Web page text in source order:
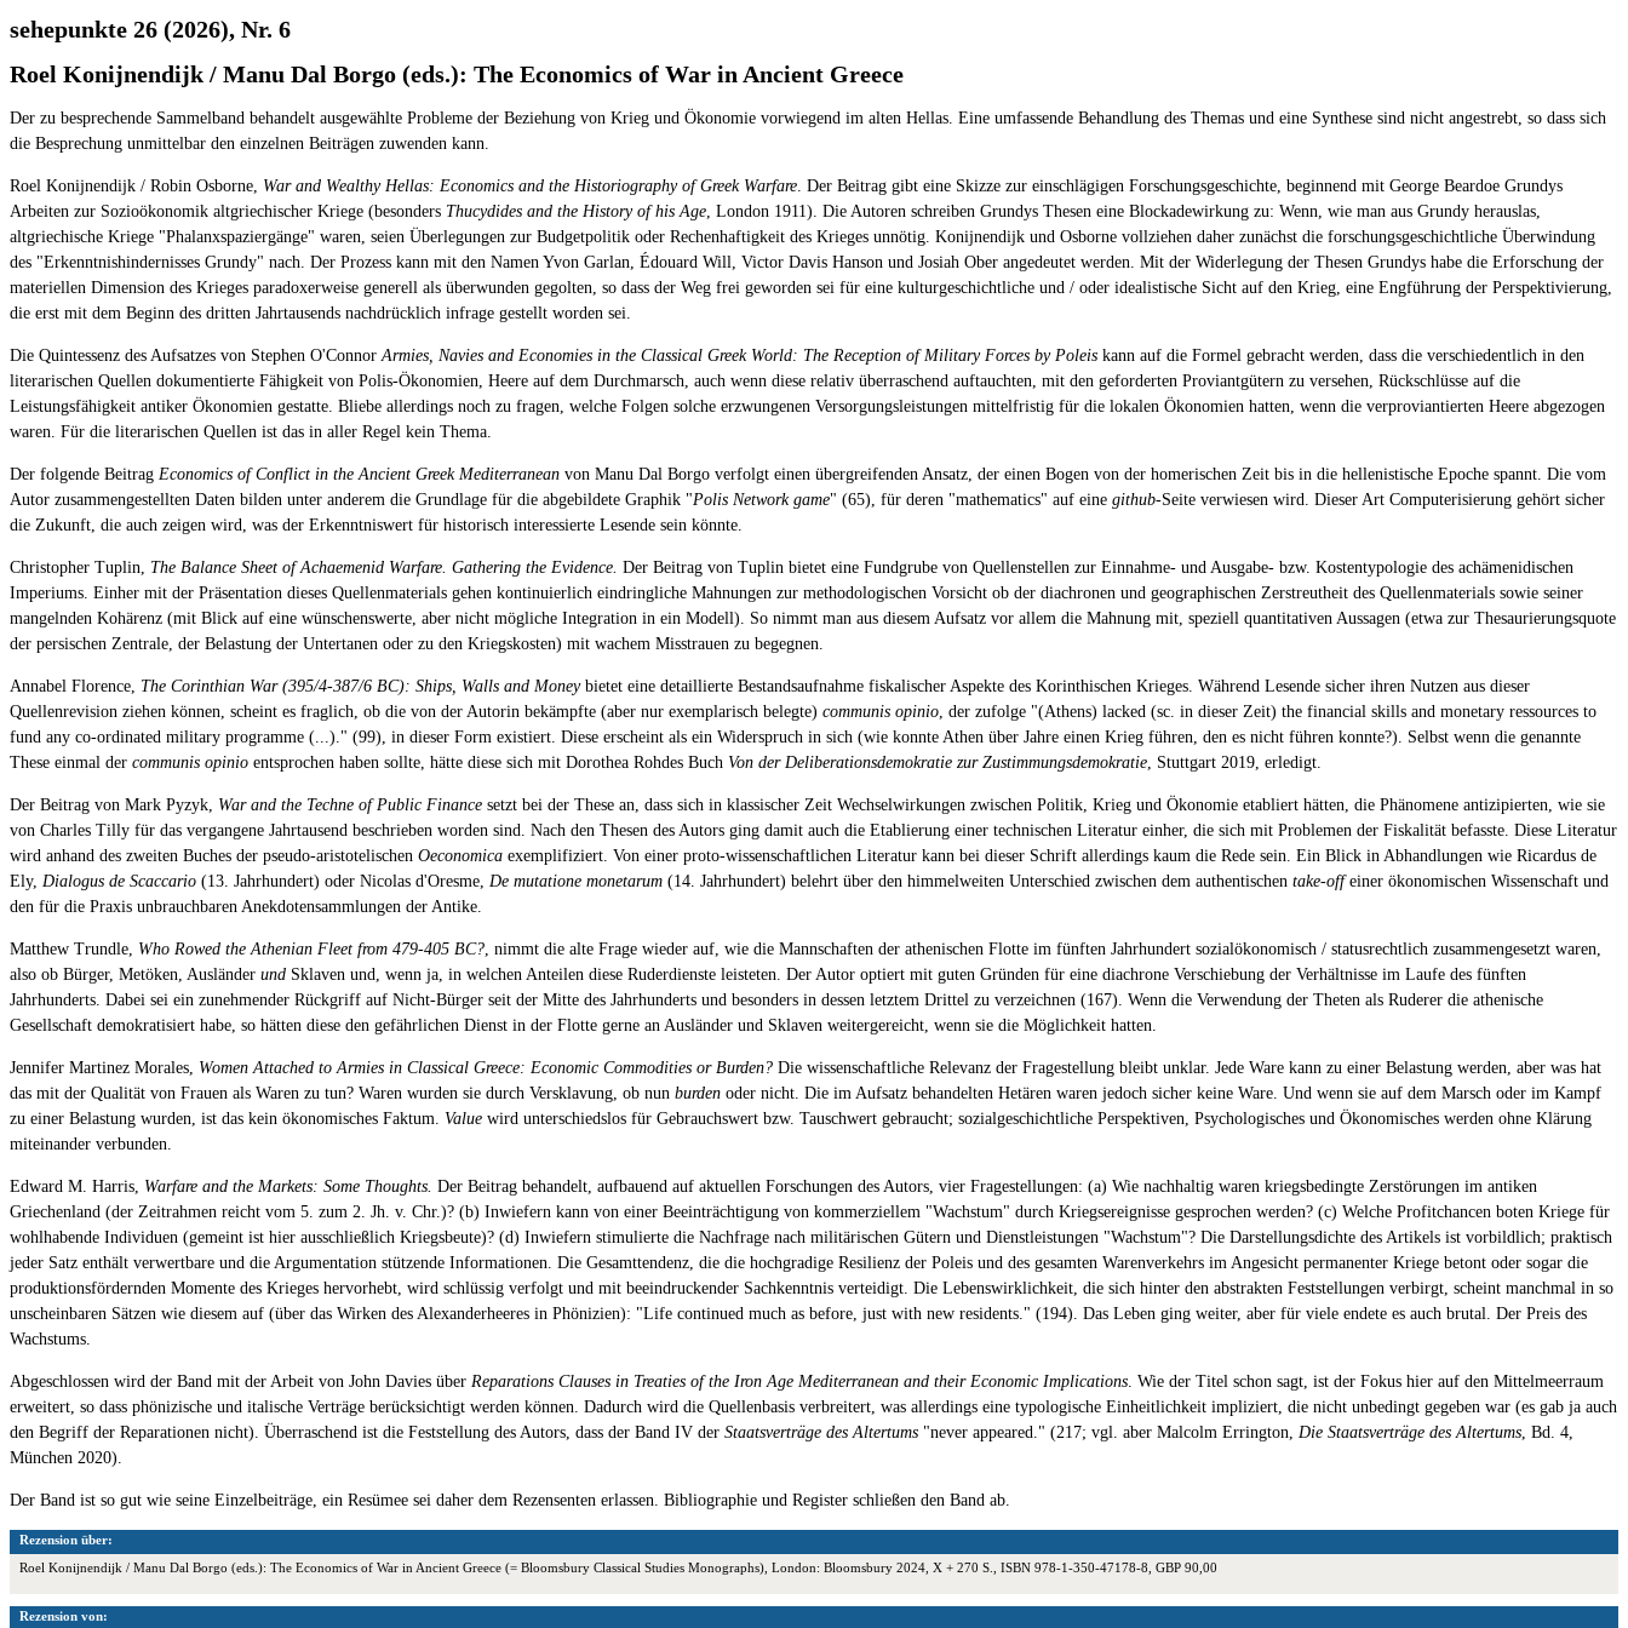
sehepunkte 26 (2026), Nr. 6
Roel Konijnendijk / Manu Dal Borgo (eds.): The Economics of War in Ancient Greece
Der zu besprechende Sammelband behandelt ausgewählte Probleme der Beziehung von Krieg und Ökonomie vorwiegend im alten Hellas. Eine umfassende Behandlung des Themas und eine Synthese sind nicht angestrebt, so dass sich
die Besprechung unmittelbar den einzelnen Beiträgen zuwenden kann.
Roel Konijnendijk / Robin Osborne, War and Wealthy Hellas: Economics and the Historiography of Greek Warfare . Der Beitrag gibt eine Skizze zur einschlägigen Forschungsgeschichte, beginnend mit George Beardoe Grundys
Arbeiten zur Sozioökonomik altgriechischer Kriege (besonders Thucydides and the History of his Age , London 1911). Die Autoren schreiben Grundys Thesen eine Blockadewirkung zu: Wenn, wie man aus Grundy herauslas,
altgriechische Kriege "Phalanxspaziergänge" waren, seien Überlegungen zur Budgetpolitik oder Rechenhaftigkeit des Krieges unnötig. Konijnendijk und Osborne vollziehen daher zunächst die forschungsgeschichtliche Überwindung
des "Erkenntnishindernisses Grundy" nach. Der Prozess kann mit den Namen Yvon Garlan, Édouard Will, Victor Davis Hanson und Josiah Ober angedeutet werden. Mit der Widerlegung der Thesen Grundys habe die Erforschung der
materiellen Dimension des Krieges paradoxerweise generell als überwunden gegolten, so dass der Weg frei geworden sei für eine kulturgeschichtliche und / oder idealistische Sicht auf den Krieg, eine Engführung der Perspektivierung,
die erst mit dem Beginn des dritten Jahrtausends nachdrücklich infrage gestellt worden sei.
Die Quintessenz des Aufsatzes von Stephen O'Connor Armies, Navies and Economies in the Classical Greek World: The Reception of Military Forces by Poleis kann auf die Formel gebracht werden, dass die verschiedentlich in den
literarischen Quellen dokumentierte Fähigkeit von Polis-Ökonomien, Heere auf dem Durchmarsch, auch wenn diese relativ überraschend auftauchten, mit den geforderten Proviantgütern zu versehen, Rückschlüsse auf die
Leistungsfähigkeit antiker Ökonomien gestatte. Bliebe allerdings noch zu fragen, welche Folgen solche erzwungenen Versorgungsleistungen mittelfristig für die lokalen Ökonomien hatten, wenn die verproviantierten Heere abgezogen
waren. Für die literarischen Quellen ist das in aller Regel kein Thema.
Der folgende Beitrag Economics of Conflict in the Ancient Greek Mediterranean von Manu Dal Borgo verfolgt einen übergreifenden Ansatz, der einen Bogen von der homerischen Zeit bis in die hellenistische Epoche spannt. Die vom
Autor zusammengestellten Daten bilden unter anderem die Grundlage für die abgebildete Graphik "Polis Network game" (65), für deren "mathematics" auf eine github-Seite verwiesen wird. Dieser Art Computerisierung gehört sicher
die Zukunft, die auch zeigen wird, was der Erkenntniswert für historisch interessierte Lesende sein könnte.
Christopher Tuplin, The Balance Sheet of Achaemenid Warfare. Gathering the Evidence. Der Beitrag von Tuplin bietet eine Fundgrube von Quellenstellen zur Einnahme- und Ausgabe- bzw. Kostentypologie des achämenidischen
Imperiums. Einher mit der Präsentation dieses Quellenmaterials gehen kontinuierlich eindringliche Mahnungen zur methodologischen Vorsicht ob der diachronen und geographischen Zerstreutheit des Quellenmaterials sowie seiner
mangelnden Kohärenz (mit Blick auf eine wünschenswerte, aber nicht mögliche Integration in ein Modell). So nimmt man aus diesem Aufsatz vor allem die Mahnung mit, speziell quantitativen Aussagen (etwa zur Thesaurierungsquote
der persischen Zentrale, der Belastung der Untertanen oder zu den Kriegskosten) mit wachem Misstrauen zu begegnen.
Annabel Florence, The Corinthian War (395/4-387/6 BC): Ships, Walls and Moneybietet eine detaillierte Bestandsaufnahme fiskalischer Aspekte des Korinthischen Krieges. Während Lesende sicher ihren Nutzen aus dieser
Quellenrevision ziehen können, scheint es fraglich, ob die von der Autorin bekämpfte (aber nur exemplarisch belegte) communis opinio , der zufolge "(Athens) lacked (sc. in dieser Zeit) the financial skills and monetary ressources to
fund any co-ordinated military programme (...)." (99), in dieser Form existiert. Diese erscheint als ein Widerspruch in sich (wie konnte Athen über Jahre einen Krieg führen, den es nicht führen konnte?). Selbst wenn die genannte
These einmal der communis opinio entsprochen haben sollte, hätte diese sich mit Dorothea Rohdes Buch Von der Deliberationsdemokratie zur Zustimmungsdemokratie , Stuttgart 2019, erledigt.
Der Beitrag von Mark Pyzyk, War and the Techne of Public Finance setzt bei der These an, dass sich in klassischer Zeit Wechselwirkungen zwischen Politik, Krieg und Ökonomie etabliert hätten, die Phänomene antizipierten, wie sie
von Charles Tilly für das vergangene Jahrtausend beschrieben worden sind. Nach den Thesen des Autors ging damit auch die Etablierung einer technischen Literatur einher, die sich mit Problemen der Fiskalität befasste. Diese Literatur
wird anhand des zweiten Buches der pseudo-aristotelischen Oeconomica exemplifiziert. Von einer proto-wissenschaftlichen Literatur kann bei dieser Schrift allerdings kaum die Rede sein. Ein Blick in Abhandlungen wie Ricardus de
Ely, Dialogus de Scaccario (13. Jahrhundert) oder Nicolas d'Oresme, De mutatione monetarum (14. Jahrhundert) belehrt über den himmelweiten Unterschied zwischen dem authentischen take-offeiner ökonomischen Wissenschaft und
den für die Praxis unbrauchbaren Anekdotensammlungen der Antike.
Matthew Trundle, Who Rowed the Athenian Fleet from 479-405 BC? , nimmt die alte Frage wieder auf, wie die Mannschaften der athenischen Flotte im fünften Jahrhundert sozialökonomisch / statusrechtlich zusammengesetzt waren,
also ob Bürger, Metöken, Ausländer und Sklaven und, wenn ja, in welchen Anteilen diese Ruderdienste leisteten. Der Autor optiert mit guten Gründen für eine diachrone Verschiebung der Verhältnisse im Laufe des fünften
Jahrhunderts. Dabei sei ein zunehmender Rückgriff auf Nicht-Bürger seit der Mitte des Jahrhunderts und besonders in dessen letztem Drittel zu verzeichnen (167). Wenn die Verwendung der Theten als Ruderer die athenische
Gesellschaft demokratisiert habe, so hätten diese den gefährlichen Dienst in der Flotte gerne an Ausländer und Sklaven weitergereicht, wenn sie die Möglichkeit hatten.
Jennifer Martinez Morales, Women Attached to Armies in Classical Greece: Economic Commodities or Burden? Die wissenschaftliche Relevanz der Fragestellung bleibt unklar. Jede Ware kann zu einer Belastung werden, aber was hat
das mit der Qualität von Frauen als Waren zu tun? Waren wurden sie durch Versklavung, ob nun burden oder nicht. Die im Aufsatz behandelten Hetären waren jedoch sicher keine Ware. Und wenn sie auf dem Marsch oder im Kampf
zu einer Belastung wurden, ist das kein ökonomisches Faktum. Value wird unterschiedslos für Gebrauchswert bzw. Tauschwert gebraucht; sozialgeschichtliche Perspektiven, Psychologisches und Ökonomisches werden ohne Klärung
miteinander verbunden.
Edward M. Harris, Warfare and the Markets: Some Thoughts. Der Beitrag behandelt, aufbauend auf aktuellen Forschungen des Autors, vier Fragestellungen: (a) Wie nachhaltig waren kriegsbedingte Zerstörungen im antiken
Griechenland (der Zeitrahmen reicht vom 5. zum 2. Jh. v. Chr.)? (b) Inwiefern kann von einer Beeinträchtigung von kommerziellem "Wachstum" durch Kriegsereignisse gesprochen werden? (c) Welche Profitchancen boten Kriege für
wohlhabende Individuen (gemeint ist hier ausschließlich Kriegsbeute)? (d) Inwiefern stimulierte die Nachfrage nach militärischen Gütern und Dienstleistungen "Wachstum"? Die Darstellungsdichte des Artikels ist vorbildlich; praktisch
jeder Satz enthält verwertbare und die Argumentation stützende Informationen. Die Gesamttendenz, die die hochgradige Resilienz der Poleis und des gesamten Warenverkehrs im Angesicht permanenter Kriege betont oder sogar die
produktionsfördernden Momente des Krieges hervorhebt, wird schlüssig verfolgt und mit beeindruckender Sachkenntnis verteidigt. Die Lebenswirklichkeit, die sich hinter den abstrakten Feststellungen verbirgt, scheint manchmal in so
unscheinbaren Sätzen wie diesem auf (über das Wirken des Alexanderheeres in Phönizien): "Life continued much as before, just with new residents." (194). Das Leben ging weiter, aber für viele endete es auch brutal. Der Preis des
Wachstums.
Abgeschlossen wird der Band mit der Arbeit von John Davies über Reparations Clauses in Treaties of the Iron Age Mediterranean and their Economic Implications . Wie der Titel schon sagt, ist der Fokus hier auf den Mittelmeerraum
erweitert, so dass phönizische und italische Verträge berücksichtigt werden können. Dadurch wird die Quellenbasis verbreitert, was allerdings eine typologische Einheitlichkeit impliziert, die nicht unbedingt gegeben war (es gab ja auch
den Begriff der Reparationen nicht). Überraschend ist die Feststellung des Autors, dass der Band IV der Staatsverträge des Altertums "never appeared." (217; vgl. aber Malcolm Errington, Die Staatsverträge des Altertums , Bd. 4,
München 2020).
Der Band ist so gut wie seine Einzelbeiträge, ein Resümee sei daher dem Rezensenten erlassen. Bibliographie und Register schließen den Band ab.
Rezension über:
Roel Konijnendijk / Manu Dal Borgo (eds.): The Economics of War in Ancient Greece (= Bloomsbury Classical Studies Monographs), London: Bloomsbury 2024, X + 270 S., ISBN 978-1-350-47178-8, GBP 90,00
Rezension von: